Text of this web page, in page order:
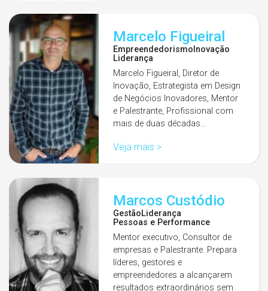
Marcelo Figueiral
Empreendedorismo Inovação
Liderança
Marcelo Figueiral, Diretor de
Inovação, Estrategista em Design
de Negócios Inovadores, Mentor
e Palestrante, Profissional com
mais de duas décadas…
Veja mais >
Marcos Custódio
GestãoLiderança
Pessoas e Performance
Mentor executivo, Consultor de
empresas e Palestrante. Prepara
líderes, gestores e
empreendedores a alcançarem
resultados extraordinários sem